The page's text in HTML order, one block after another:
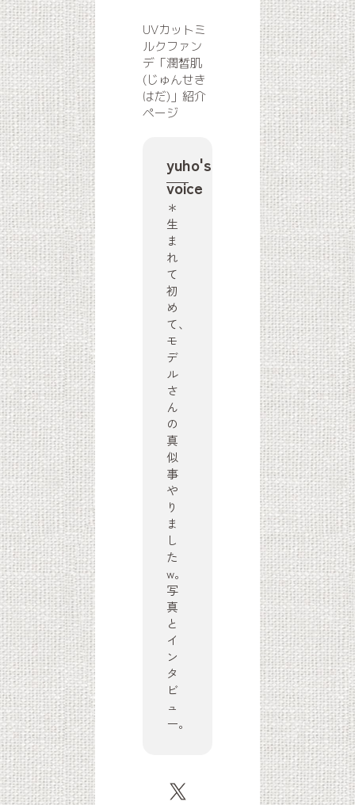
UVカットミ
ルクファン
デ「潤皙肌
(じゅんせき
はだ)」紹介
ページ
yuho's
voice
＊
生
ま
れ
て
初
め
て、
モ
デ
ル
さ
ん
の
真
似
事
や
り
ま
し
た
w。
写
真
と
イ
ン
タ
ビ
ュ
ー。